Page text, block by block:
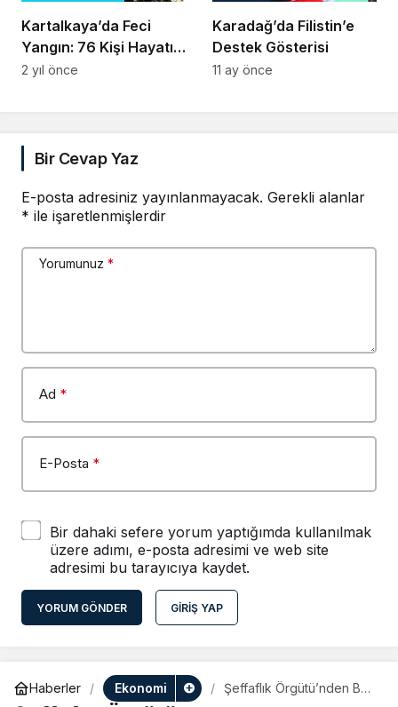
Kartalkaya’da Feci
Yangın: 76 Kişi Hayatını
Kaybetti
2 yıl önce
Karadağ’da Filistin’e
Destek Gösterisi
11 ay önce
Bir Cevap Yaz
E-posta adresiniz yayınlanmayacak. Gerekli alanlar
* ile işaretlenmişlerdir
Yorumunuz *
Ad *
E-Posta *
Bir dahaki sefere yorum yaptığımda kullanılmak
üzere adımı, e-posta adresimi ve web site
adresimi bu tarayıcıya kaydet.
YORUM GÖNDER GIRIŞ YAP
Haberler Ekonomi
Şeffaflık Örgütü’nden BAE